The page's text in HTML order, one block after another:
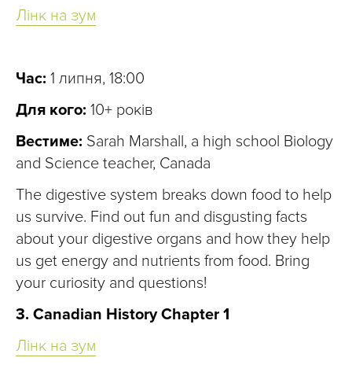
Лінк на зум
Час: 1 липня, 18:00
Для кого: 10+ років
Вестиме: Sarah Marshall, a high school Biology
and Science teacher, Canada
The digestive system breaks down food to help
us survive. Find out fun and disgusting facts
about your digestive organs and how they help
us get energy and nutrients from food. Bring
your curiosity and questions!
3. Canadian History Chapter 1
Лінк на зум